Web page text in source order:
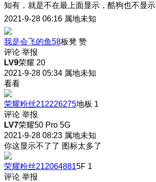
知有，就是不在最上面显示，酷狗也不显示
2021-9-28 06:16 属地未知
我是会飞的鱼58板凳 赞
评论 举报
LV9荣耀 20
2021-9-28 05:34 属地未知
看看
荣耀粉丝212226275地板 1
评论 举报
LV7荣耀50 Pro 5G
2021-9-28 08:23 属地未知
你这显示不了了 图标太多了
荣耀粉丝2120648815F 1
评论 举报